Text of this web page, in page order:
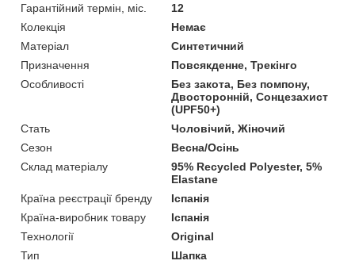
Гарантійний термін, міс.
12
Колекція
Немає
Матеріал
Синтетичний
Призначення
Повсякденне, Трекінго
Особливості
Без закота, Без помпону,
Двосторонній, Сонцезахист
(UPF50+)
Стать
Чоловічий, Жіночий
Сезон
Весна/Осінь
Склад матеріалу
95% Recycled Polyester, 5%
Elastane
Країна реєстрації бренду
Іспанія
Країна-виробник товару
Іспанія
Технології
Original
Тип
Шапка